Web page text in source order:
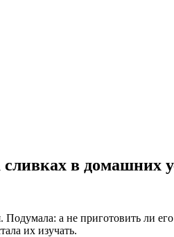
в домашних
а не приготовить ли
их изучать.